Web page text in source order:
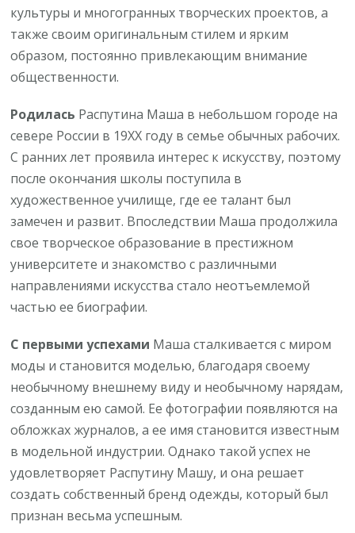
культуры и многогранных творческих проектов, а
также своим оригинальным стилем и ярким
образом, постоянно привлекающим внимание
общественности.
Родилась Распутина Маша в небольшом городе на
севере России в 19XX году в семье обычных рабочих.
С ранних лет проявила интерес к искусству, поэтому
после окончания школы поступила в
художественное училище, где ее талант был
замечен и развит. Впоследствии Маша продолжила
свое творческое образование в престижном
университете и знакомство с различными
направлениями искусства стало неотъемлемой
частью ее биографии.
С первыми успехами Маша сталкивается с миром
моды и становится моделью, благодаря своему
необычному внешнему виду и необычному нарядам,
созданным ею самой. Ее фотографии появляются на
обложках журналов, а ее имя становится известным
в модельной индустрии. Однако такой успех не
удовлетворяет Распутину Машу, и она решает
создать собственный бренд одежды, который был
признан весьма успешным.